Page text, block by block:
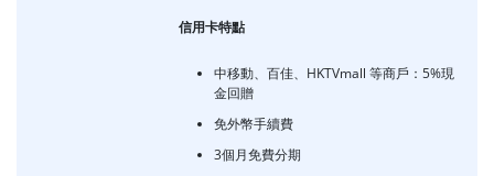
信用卡特點
中移動、百佳、HKTVmall 等商戶：5%現
金回贈
免外幣手續費
3個月免費分期